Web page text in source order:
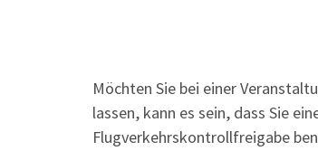
Möchten Sie bei einer
lassen, kann es sein, dass Sie
Flugverkehrskontrollfreigabe